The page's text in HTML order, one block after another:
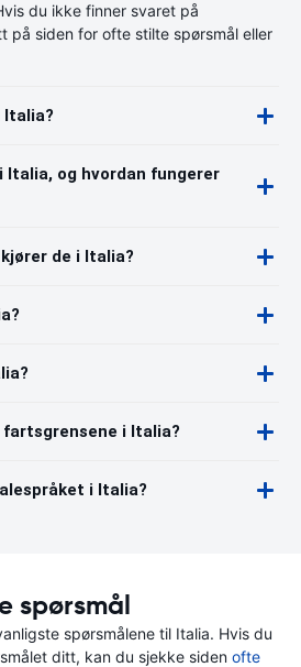
du ikke finner svaret på
på siden for ofte stilte spørsmål eller
Italia?
Italia, og hvordan fungerer
de i Italia?
i Italia?
i Italia?
spørsmål
spørsmålene til Italia. Hvis du
ditt, kan du sjekke siden ofte